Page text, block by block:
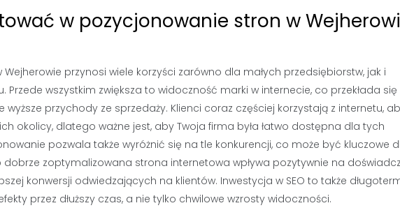
w pozycjonowanie stron w
przynosi wiele korzyści zarówno dla małych przedsiębiorstw, jak i
Przede wszystkim zwiększa to widoczność marki w internecie, co przekłada się
przychody ze sprzedaży. Klienci coraz częściej korzystają z internetu,
okolicy, dlatego ważne jest, aby Twoja firma była łatwo dostępna dla tych
pozwala także wyróżnić się na tle konkurencji, co może być kluczowe
zoptymalizowana strona internetowa wpływa pozytywnie na
konwersji odwiedzających na klientów. Inwestycja w SEO to także
przez dłuższy czas, a nie tylko chwilowe wzrosty widoczności.